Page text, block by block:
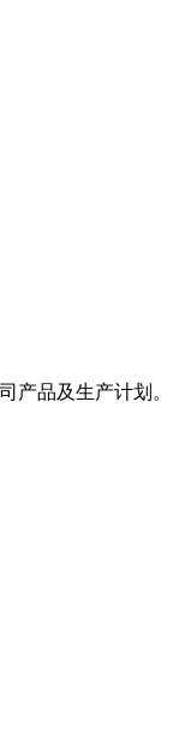
产品及生产计划。